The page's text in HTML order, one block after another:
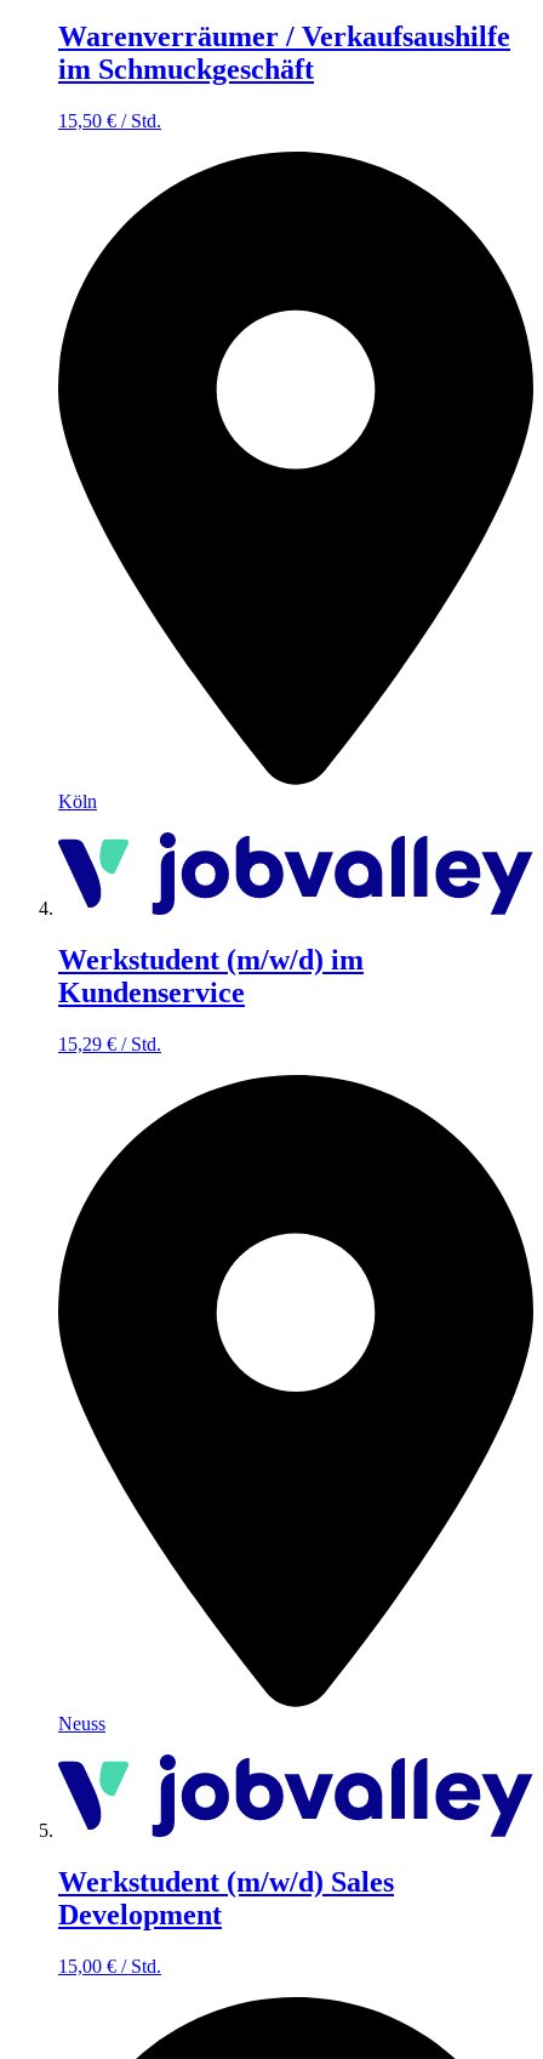
Warenverräumer / Verkaufsaushilfe
im Schmuckgeschäft
15,50 € / Std.
Köln
Werkstudent (m/w/d) im
Kundenservice
15,29 € / Std.
Neuss
Werkstudent (m/w/d) Sales
Development
15,00 € / Std.